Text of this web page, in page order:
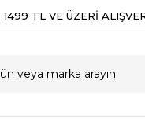
1499 TL VE ÜZERI